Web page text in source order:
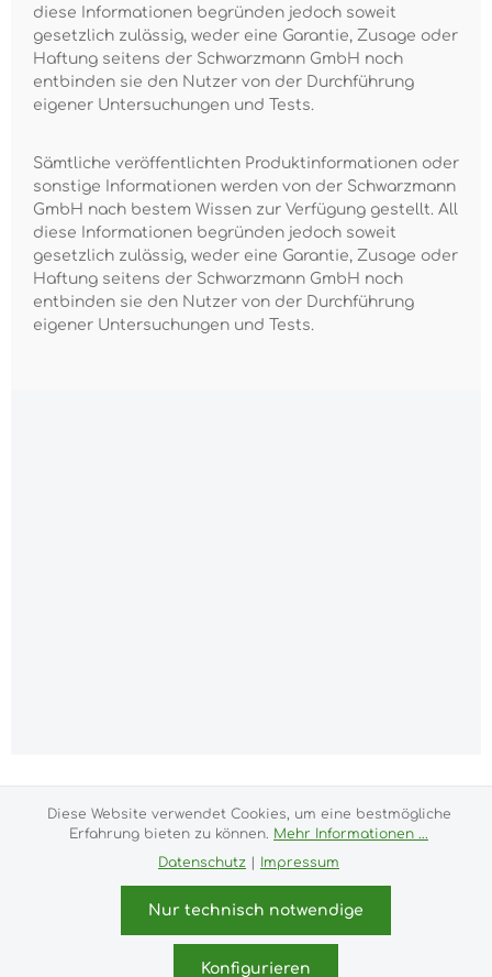
diese Informationen begründen jedoch soweit
gesetzlich zulässig, weder eine Garantie, Zusage oder
Haftung seitens der Schwarzmann GmbH noch
entbinden sie den Nutzer von der Durchführung
eigener Untersuchungen und Tests.
Sämtliche veröffentlichten Produktinformationen oder
sonstige Informationen werden von der Schwarzmann
GmbH nach bestem Wissen zur Verfügung gestellt. All
diese Informationen begründen jedoch soweit
gesetzlich zulässig, weder eine Garantie, Zusage oder
Haftung seitens der Schwarzmann GmbH noch
entbinden sie den Nutzer von der Durchführung
eigener Untersuchungen und Tests.
Alle Preise inkl. gesetzl. Mehrwertsteuer zzgl.
Versandkostenund ggf. Nachnahmegebühren, wenn
nicht anders angegeben.
Versand- und Zahlungsbedingungen
Datenschutz & CookiesBildnachweis
Kundeninformationen
Diese Website verwendet Cookies, um eine bestmögliche
Erfahrung bieten zu können. Mehr Informationen ...
Datenschutz
Impressum
Nur technisch notwendige
Konfigurieren